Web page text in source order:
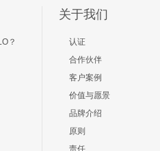
？
关于我们
认证
合作伙伴
客户案例
价值与愿景
品牌介绍
原则
责任